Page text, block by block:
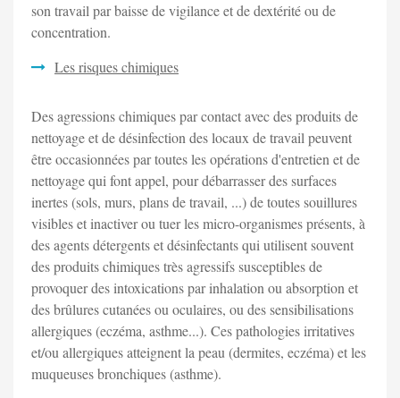
son travail par baisse de vigilance et de dextérité ou de
concentration.
Les risques chimiques
Des agressions chimiques par contact avec des produits de
nettoyage et de désinfection des locaux de travail peuvent
être occasionnées par toutes les opérations d'entretien et de
nettoyage qui font appel, pour débarrasser des surfaces
inertes (sols, murs, plans de travail, ...) de toutes souillures
visibles et inactiver ou tuer les micro-organismes présents, à
des agents détergents et désinfectants qui utilisent souvent
des produits chimiques très agressifs susceptibles de
provoquer des intoxications par inhalation ou absorption et
des brûlures cutanées ou oculaires, ou des sensibilisations
allergiques (eczéma, asthme...). Ces pathologies irritatives
et/ou allergiques atteignent la peau (dermites, eczéma) et les
muqueuses bronchiques (asthme).